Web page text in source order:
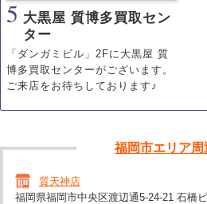
5 大黒屋 質博多買取セン
ター
「ダンガミビル」2Fに大黒屋 質
博多買取センターがございます。
ご来店をお待ちしております♪
福岡市エリア周
質天神店
福岡県福岡市中央区渡辺通5-24-21 石橋